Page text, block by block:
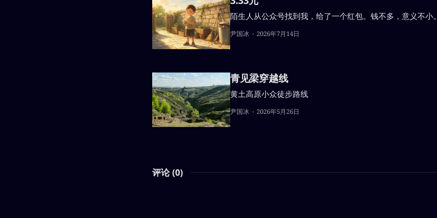
陌生人从公众号找到我，给了一个红包。钱不多，意义不小
尹国冰 2026年7月14日
青见梁穿越线
黄土高原小众徒步路线
尹国冰 2026年5月26日
评论 (0)